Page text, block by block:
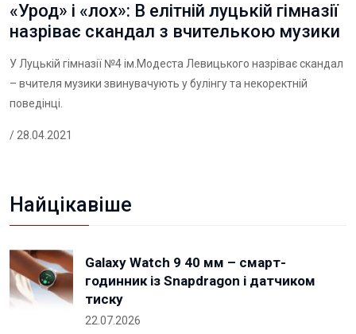
«Урод» і «лох»: В елітній луцькій гімназії
назріває скандал з вчителькою музики
У Луцькій гімназії №4 ім.Модеста Левицького назріває скандал
– вчителя музики звинувачують у булінгу та некоректній
поведінці.
/ 28.04.2021
Найцікавіше
Galaxy Watch 9 40 мм – смарт-
годинник із Snapdragon і датчиком
тиску
22.07.2026